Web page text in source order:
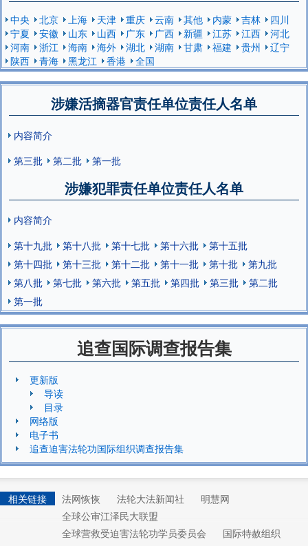
中央 北京 上海 天津 重庆 云南 其他 内蒙 吉林
四川
宁夏
安徽 山东 山西 广东 广西 新疆 江苏 江西
河北
河南
浙江 海南 海外 湖北 湖南 甘肃 福建 贵州
辽宁
陕西
青海 黑龙江 香港 全国
涉嫌活摘器官责任单位责任人名单
内容简介
第三批
第二批 第一批
涉嫌犯罪责任单位责任人名单
内容简介
第十九批
第十八批 第十七批 第十六批
第十五批
第十四批
第十三批 第十二批 第十一批 第十批
第九批
第八批
第七批 第六批 第五批 第四批 第三批
第二批
第一批
追查国际调查报告集
更新版
导读
目录
网络版
电子书
追查迫害法轮功国际组织调查报告集
相关链接 法网恢恢 法轮大法新闻社
明慧网
全球公审江泽民大联盟
全球营救受迫害法轮功学员委员会
国际特赦组织